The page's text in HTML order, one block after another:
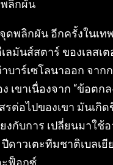
ดพลิกผัน อีกครั้งในเท
ลมันส์สตาร์ ของเลสเ
บาร์เซโลนาออก จาก
เขาเนื่องจาก “ข้อตกล
รต่อไปของเขา มันเกิ
งกับการ เปลี่ยนมาใช้
ดาวเตะทีมชาติเบลเ
ฟ็อกซ์